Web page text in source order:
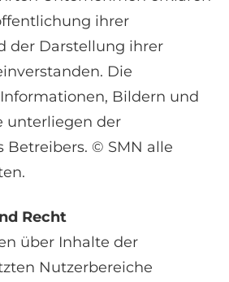
ihrer
der Darstellung ihrer
Die
Bildern und
unterliegen der
© SMN alle
Recht
über Inhalte der
Nutzerbereiche